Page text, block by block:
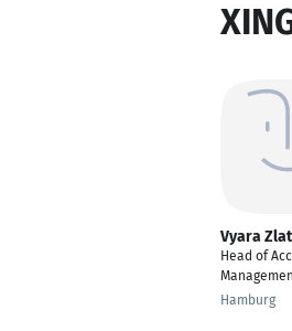
Vyara
Head of
Hamburg